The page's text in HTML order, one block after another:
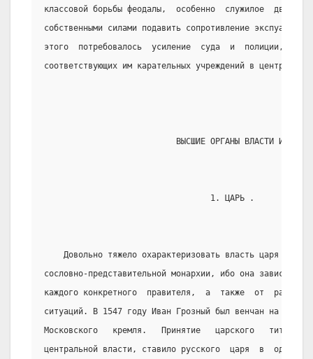
классовой борьбы феодалы,  особенно  служилое
собственными силами подавить сопротивление
этого  потребовалось  усиление  суда  и  полиции,
соответствующих им карательных учреждений в центре и
ВЫСШИЕ ОРГАНЫ ВЛАСТИ И
                                  1. ЦАРЬ .
Довольно тяжело охарактеризовать власть царя за
сословно-представительной монархии, ибо она зависела
каждого конкретного  правителя,  а  также  от
ситуаций. В 1547 году Иван Грозный был венчан на
Московского   кремля.   Принятие   царского   титула
центральной власти, ставило русского  царя  в  один